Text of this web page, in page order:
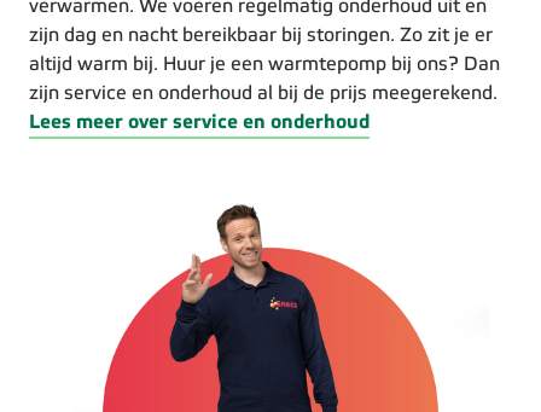
verwarmen. We voeren regelmatig onderhoud uit en
zijn dag en nacht bereikbaar bij storingen. Zo zit je er
altijd warm bij. Huur je een warmtepomp bij ons? Dan
zijn service en onderhoud al bij de prijs meegerekend.
Lees meer over service en onderhoud